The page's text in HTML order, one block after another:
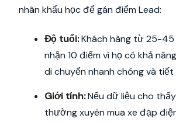
nhân khẩu học để gán điểm Lead:
Độ tuổi:Khách hàng từ 25-
nhận 10 điểm vì họ có khả
di chuyển nhanh chóng và tiết
Giới tính:Nếu dữ liệu cho
thường xuyên mua xe đạp